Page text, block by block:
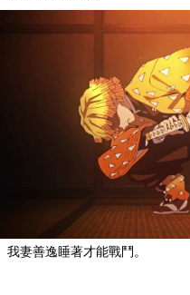
我妻善逸睡著才能戰鬥。